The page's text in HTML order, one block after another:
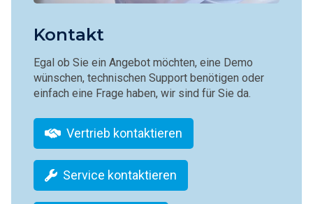
Kontakt
Egal ob Sie ein Angebot möchten, eine Demo
wünschen, technischen Support benötigen oder
einfach eine Frage haben, wir sind für Sie da.
Vertrieb kontaktieren
Service kontaktieren